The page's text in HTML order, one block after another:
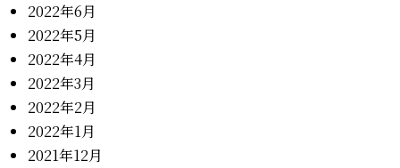
2022年6月
2022年5月
2022年4月
2022年3月
2022年2月
2022年1月
2021年12月